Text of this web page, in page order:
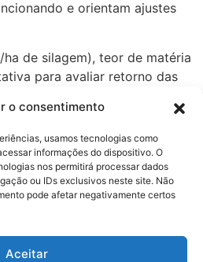
o consentimento
usamos tecnologias como
informações do dispositivo. O
nos permitirá processar dados
ou IDs exclusivos neste site. Não
pode afetar negativamente certos
Aceitar
e orientam ajustes
de silagem), teor de matéria
para avaliar retorno das
e ajuste estratégias de
conforme resultados
e Custo